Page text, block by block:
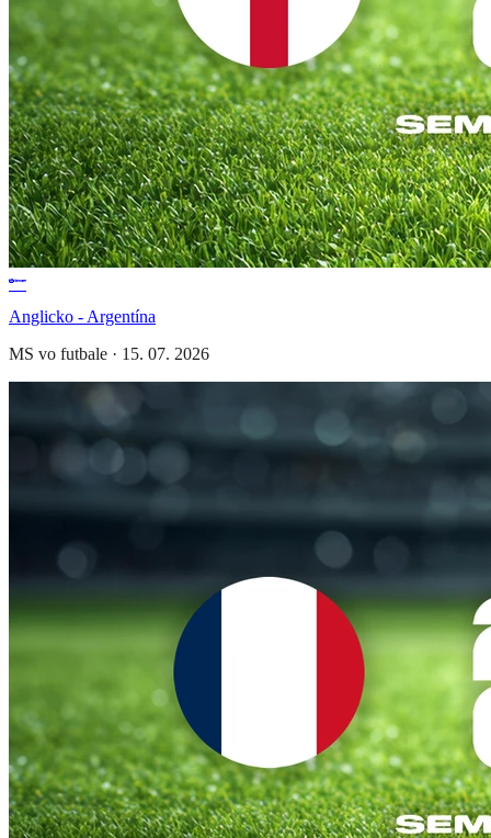
Anglicko - Argentína
MS vo futbale · 15. 07. 2026